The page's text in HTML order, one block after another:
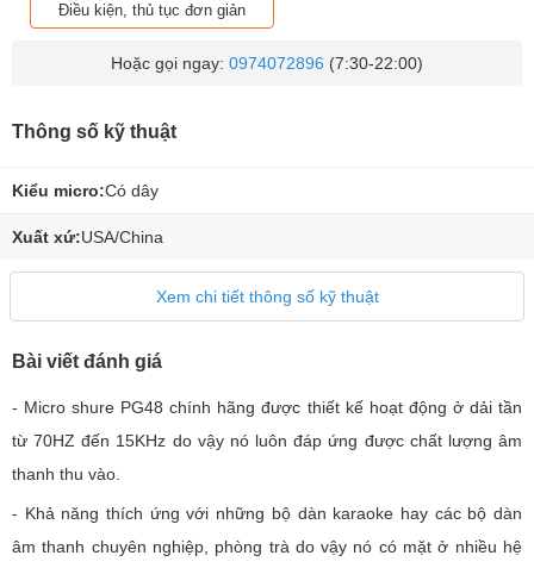
Điều kiện, thủ tục đơn giản
Hoặc gọi ngay: 0974072896 (7:30-22:00)
Thông số kỹ thuật
Kiểu micro:Có dây
Xuất xứ:USA/China
Xem chi tiết thông số kỹ thuật
Bài viết đánh giá
- Micro shure PG48 chính hãng được thiết kế hoạt động ở dải tần
từ 70HZ đến 15KHz do vậy nó luôn đáp ứng được chất lượng âm
thanh thu vào.
- Khả năng thích ứng với những bộ dàn karaoke hay các bộ dàn
âm thanh chuyên nghiệp, phòng trà do vậy nó có mặt ở nhiều hệ